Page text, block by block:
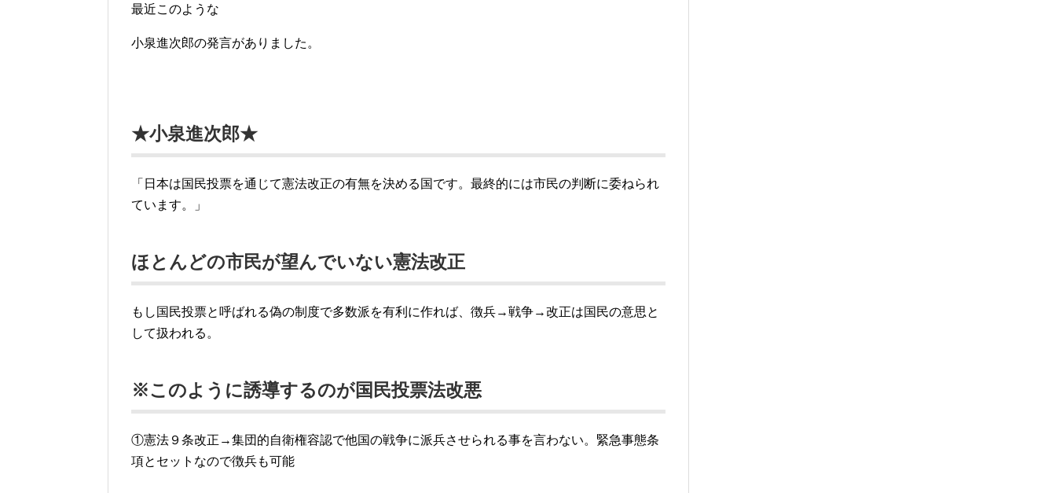
最近このような
小泉進次郎の発言がありました。
★小泉進次郎★
「日本は国民投票を通じて憲法改正の有無を決める国です。最終的には市民の判断に委ねられ
ています。」
ほとんどの市民が望んでいない憲法改正
もし国民投票と呼ばれる偽の制度で多数派を有利に作れば、徴兵→戦争→改正は国民の意思と
して扱われる。
※このように誘導するのが国民投票法改悪
①憲法９条改正→集団的自衛権容認で他国の戦争に派兵させられる事を言わない。緊急事態条
項とセットなので徴兵も可能